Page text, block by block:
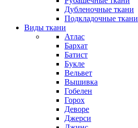
Дубленочные ткани
Подкладочные ткани
Виды ткани
Атлас
Бархат
Батист
Букле
Вельвет
Вышивка
Гобелен
Горох
Деворе
Джерси